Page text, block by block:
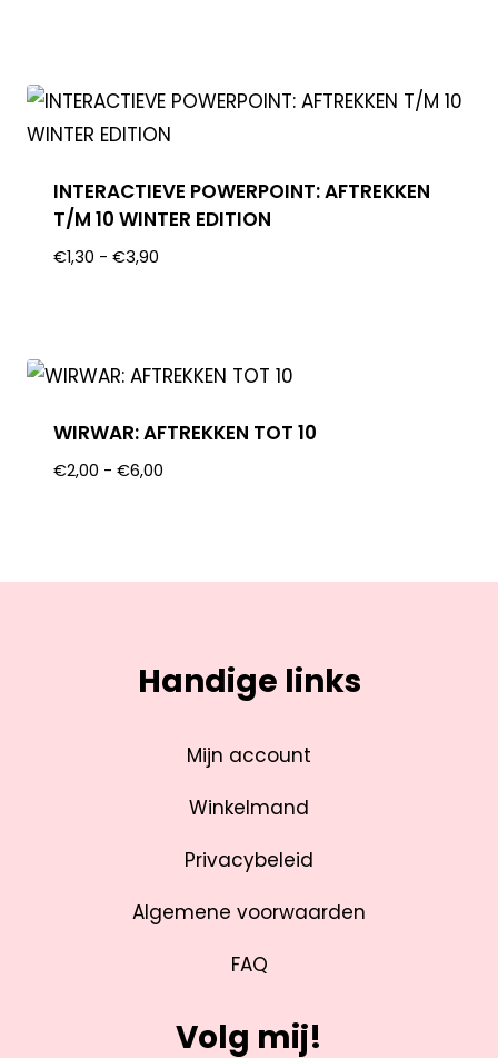
INTERACTIEVE POWERPOINT: AFTREKKEN
T/M 10 WINTER EDITION
€1,30 - €3,90
WIRWAR: AFTREKKEN TOT 10
€2,00 - €6,00
Handige links
Mijn account
Winkelmand
Privacybeleid
Algemene voorwaarden
FAQ
Volg mij!